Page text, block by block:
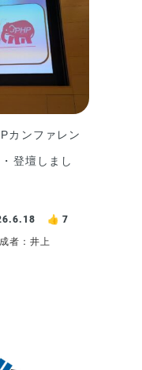
カンファレン
登壇しまし
7
者：井上